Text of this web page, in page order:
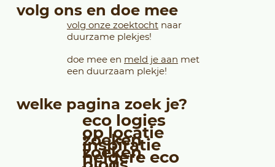
volg ons en doe mee
doe mee en meld je aan met
een duurzaam plekje!
welke pagina zoek je?
volg onze zoektocht naar
duurzame plekjes!
op locatie
zoeken
heldere eco
inspiratie
eco logies
zoeken